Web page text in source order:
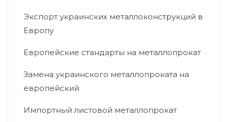
Экспорт украинских металлоконструкций в
Европу
Европейские стандарты на металлопрокат
Замена украинского металлопроката на
европейский
Импортный листовой металлопрокат